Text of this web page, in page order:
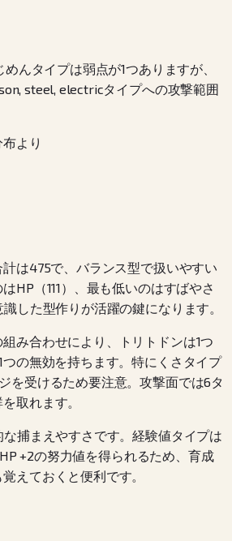
んタイプは弱点が1つありますが、
steel, electricタイプへの攻撃範囲
より
計は475で、バランス型で扱いやすい
HP（111）、最も低いのはすばやさ
識した型作りが活躍の鍵になります。
み合わせにより、トリトドンは1つ
の無効を持ちます。特にくさタイプ
を受けるため要注意。攻撃面では6タ
取れます。
捕まえやすさです。経験値タイプは
+2の努力値を得られるため、育成
えておくと便利です。